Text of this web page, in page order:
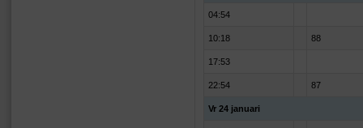
04:54
10:18 88
17:53
22:54 87
Vr 24 januari